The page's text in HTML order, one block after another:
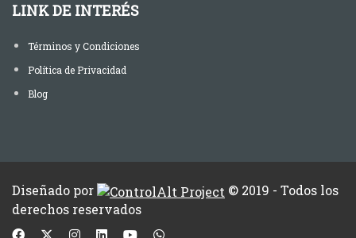
LINK DE INTERÉS
Términos y Condiciones
Política de Privacidad
Blog
Diseñado por
© 2019 - Todos los
derechos reservados